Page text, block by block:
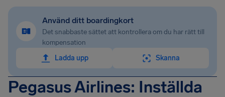
Använd ditt boardingkort
Det snabbaste sättet att kontrollera om du har rätt till
kompensation
Ladda upp
Skanna
Pegasus Airlines: Inställda